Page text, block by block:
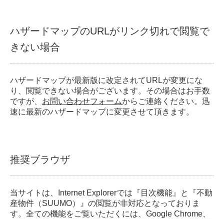
ハザードマップのURLがリンク切れで閲覧で
きない場合
ハザードマップが最新版に改定されてURLが変更にな
り、閲覧できない場合がございます。その場合はお手数
ですが、 お問い合わせフォームからご連絡ください。迅
速に最新のハザードマップに変更させて頂きます。
推奨ブラウザ
当サイトは、Internet Explorerでは『目次機能』と『不動
産物件（SUUMO）』の閲覧が非対応となっておりま
す。全ての機能をご覧いただくには、Google Chrome、